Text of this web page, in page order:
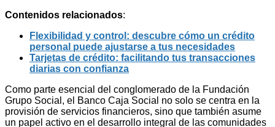
Contenidos relacionados:
Flexibilidad y control: descubre cómo un crédito
personal puede ajustarse a tus necesidades
Tarjetas de crédito: facilitando tus transacciones
diarias con confianza
Como parte esencial del conglomerado de la Fundación
Grupo Social, el Banco Caja Social no solo se centra en la
provisión de servicios financieros, sino que también asume
un papel activo en el desarrollo integral de las comunidades